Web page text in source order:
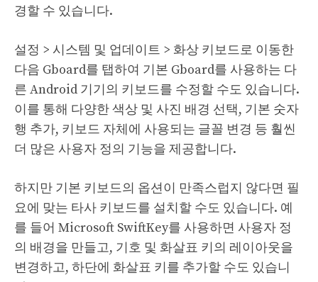
경할 수 있습니다.
설정 > 시스템 및 업데이트 > 화상 키보드로 이동한
다음 Gboard를 탭하여 기본 Gboard를 사용하는 다
른 Android 기기의 키보드를 수정할 수도 있습니다.
이를 통해 다양한 색상 및 사진 배경 선택, 기본 숫자
행 추가, 키보드 자체에 사용되는 글꼴 변경 등 훨씬
더 많은 사용자 정의 기능을 제공합니다.
하지만 기본 키보드의 옵션이 만족스럽지 않다면 필
요에 맞는 타사 키보드를 설치할 수도 있습니다. 예
를 들어 Microsoft SwiftKey를 사용하면 사용자 정
의 배경을 만들고, 기호 및 화살표 키의 레이아웃을
변경하고, 하단에 화살표 키를 추가할 수도 있습니